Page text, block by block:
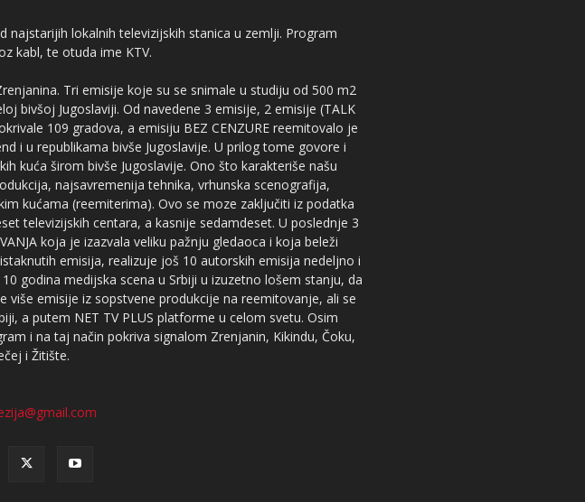
najstarijih lokalnih televizijskih stanica u zemlji. Program
kabl, te otuda ime KTV.
Tri emisije koje su se snimale u studiju od 500 m2
bivšoj Jugoslaviji. Od navedene 3 emisije, 2 emisije (TALK
109 gradova, a emisiju BEZ CENZURE reemitovalo je
i u republikama bivše Jugoslavije. U prilog tome govore i
kuća širom bivše Jugoslavije. Ono što karakteriše našu
najsavremenija tehnika, vrhunska scenografija,
kućama (reemiterima). Ovo se moze zaključiti iz podatka
televizijskih centara, a kasnije sedamdeset. U poslednje 3
koja je izazvala veliku pažnju gledaoca i koja beleži
emisija, realizuje još 10 autorskih emisija nedeljno i
godina medijska scena u Srbiji u izuzetno lošem stanju, da
više emisije iz sopstvene produkcije na reemitovanje, ali se
a putem NET TV PLUS platforme u celom svetu. Osim
i na taj način pokriva signalom Zrenjanin, Kikindu, Čoku,
i Žitište.